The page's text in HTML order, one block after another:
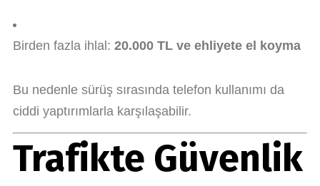
Birden fazla ihlal: 20.000 TL ve ehliyete el koyma
Bu nedenle sürüş sırasında telefon kullanımı da
ciddi yaptırımlarla karşılaşabilir.
Trafikte Güvenlik